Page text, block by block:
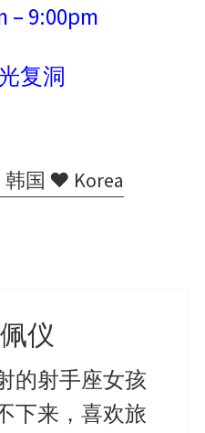
– 9:00pm
复洞
韩国 ♥ Korea
仪
的射手座女孩
下来，喜欢旅